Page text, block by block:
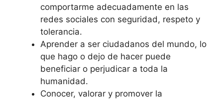
comportarme adecuadamente en las
redes sociales con seguridad, respeto y
tolerancia.
Aprender a ser ciudadanos del mundo, lo
que hago o dejo de hacer puede
beneficiar o perjudicar a toda la
humanidad.
Conocer, valorar y promover la